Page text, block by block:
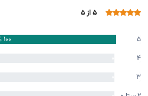
5 از 5
5
100 %
4
3